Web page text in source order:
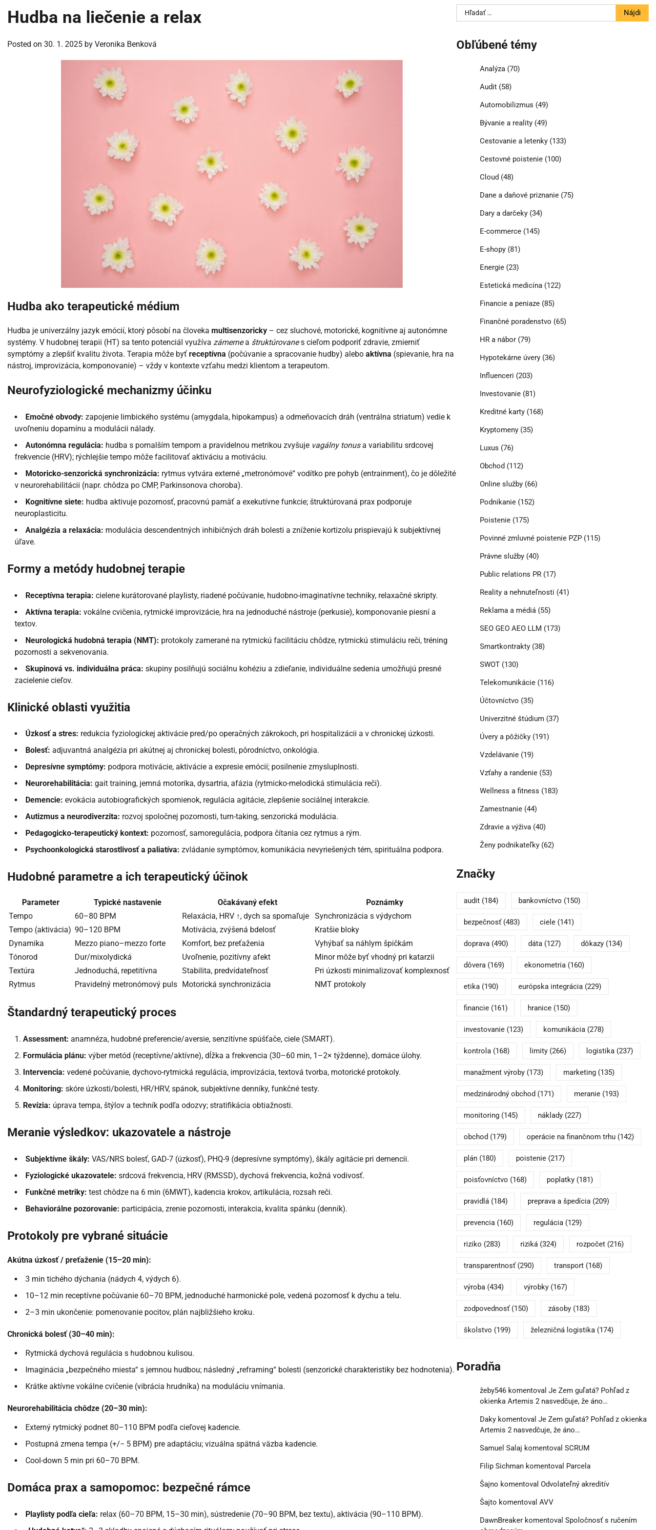
Hudba na liečenie a relax
Posted on 30. 1. 2025 by Veronika Benková
Hudba ako terapeutické médium
Hudba je univerzálny jazyk emócií, ktorý pôsobí na človeka multisenzoricky – cez sluchové, motorické, kognitívne aj autonómne
systémy. V hudobnej terapii (HT) sa tento potenciál využíva zámernea štruktúrovanes cieľom podporiť zdravie, zmierniť
symptómy a zlepšiť kvalitu života. Terapia môže byť receptívna (počúvanie a spracovanie hudby) alebo aktívna (spievanie, hra na
nástroj, improvizácia, komponovanie) – vždy v kontexte vzťahu medzi klientom a terapeutom.
Neurofyziologické mechanizmy účinku
Emočné obvody: zapojenie limbického systému (amygdala, hipokampus) a odmeňovacích dráh (ventrálna striatum) vedie k
uvoľneniu dopamínu a modulácii nálady.
Autonómna regulácia: hudba s pomalším tempom a pravidelnou metrikou zvyšuje vagálny tonusa variabilitu srdcovej
frekvencie (HRV); rýchlejšie tempo môže facilitovať aktiváciu a motiváciu.
Motoricko-senzorická synchronizácia: rytmus vytvára externé „metronómové“ vodítko pre pohyb (entrainment), čo je dôležité
v neurorehabilitácii (napr. chôdza po CMP, Parkinsonova choroba).
Kognitívne siete: hudba aktivuje pozornosť, pracovnú pamäť a exekutívne funkcie; štruktúrovaná prax podporuje
neuroplasticitu.
Analgézia a relaxácia: modulácia descendentných inhibičných dráh bolesti a zníženie kortizolu prispievajú k subjektívnej
úľave.
Formy a metódy hudobnej terapie
Receptívna terapia: cielene kurátorované playlisty, riadené počúvanie, hudobno-imaginatívne techniky, relaxačné skripty.
Aktívna terapia: vokálne cvičenia, rytmické improvizácie, hra na jednoduché nástroje (perkusie), komponovanie piesní a
textov.
Neurologická hudobná terapia (NMT): protokoly zamerané na rytmickú facilitáciu chôdze, rytmickú stimuláciu reči, tréning
pozornosti a sekvenovania.
Skupinová vs. individuálna práca: skupiny posilňujú sociálnu kohéziu a zdieľanie, individuálne sedenia umožňujú presné
zacielenie cieľov.
Klinické oblasti využitia
Úzkosť a stres: redukcia fyziologickej aktivácie pred/po operačných zákrokoch, pri hospitalizácii a v chronickej úzkosti.
Bolesť: adjuvantná analgézia pri akútnej aj chronickej bolesti, pôrodníctvo, onkológia.
Depresívne symptómy: podpora motivácie, aktivácie a expresie emócií; posilnenie zmysluplnosti.
Neurorehabilitácia: gait training, jemná motorika, dysartria, afázia (rytmicko-melodická stimulácia reči).
Demencie: evokácia autobiografických spomienok, regulácia agitácie, zlepšenie sociálnej interakcie.
Autizmus a neurodiverzita: rozvoj spoločnej pozornosti, turn-taking, senzorická modulácia.
Pedagogicko-terapeutický kontext: pozornosť, samoregulácia, podpora čítania cez rytmus a rým.
Psychoonkologická starostlivosť a paliatíva: zvládanie symptómov, komunikácia nevyriešených tém, spirituálna podpora.
Hudobné parametre a ich terapeutický účinok
Parameter Typické nastavenie Očakávaný efekt
Poznámky
Tempo
60–80 BPM Relaxácia, HRV ↑, dych sa spomaľuje
Synchronizácia s výdychom
Tempo (aktivácia) 90–120 BPM Motivácia, zvýšená bdelosť
Kratšie bloky
Dynamika
Mezzo piano–mezzo forte Komfort, bez preťaženia
Vyhýbať sa náhlym špičkám
Tónorod
Dur/mixolydická Uvoľnenie, pozitívny afekt
Minor môže byť vhodný pri katarzii
Textúra
Jednoduchá, repetitívna Stabilita, predvídateľnosť
Pri úzkosti minimalizovať komplexnosť
Rytmus
Pravidelný metronómový puls Motorická synchronizácia NMT protokoly
Štandardný terapeutický proces
Assessment: anamnéza, hudobné preferencie/aversie, senzitívne spúšťače, ciele (SMART).
Formulácia plánu: výber metód (receptívne/aktívne), dĺžka a frekvencia (30–60 min, 1–2× týždenne), domáce úlohy.
Intervencia: vedené počúvanie, dychovo-rytmická regulácia, improvizácia, textová tvorba, motorické protokoly.
Monitoring: skóre úzkosti/bolesti, HR/HRV, spánok, subjektívne denníky, funkčné testy.
Revízia: úprava tempa, štýlov a techník podľa odozvy; stratifikácia obtiažnosti.
Meranie výsledkov: ukazovatele a nástroje
Subjektívne škály: VAS/NRS bolesť, GAD-7 (úzkosť), PHQ-9 (depresívne symptómy), škály agitácie pri demencii.
Fyziologické ukazovatele: srdcová frekvencia, HRV (RMSSD), dychová frekvencia, kožná vodivosť.
Funkčné metriky: test chôdze na 6 min (6MWT), kadencia krokov, artikulácia, rozsah reči.
Behaviorálne pozorovanie: participácia, zrenie pozornosti, interakcia, kvalita spánku (denník).
Protokoly pre vybrané situácie
Akútna úzkosť / preťaženie (15–20 min):
3 min tichého dýchania (nádych 4, výdych 6).
10–12 min receptívne počúvanie 60–70 BPM, jednoduché harmonické pole, vedená pozornosť k dychu a telu.
2–3 min ukončenie: pomenovanie pocitov, plán najbližšieho kroku.
Chronická bolesť (30–40 min):
Rytmická dychová regulácia s hudobnou kulisou.
Imaginácia „bezpečného miesta“ s jemnou hudbou; následný „reframing“ bolesti (senzorické charakteristiky bez hodnotenia).
Krátke aktívne vokálne cvičenie (vibrácia hrudníka) na moduláciu vnímania.
Neurorehabilitácia chôdze (20–30 min):
Externý rytmický podnet 80–110 BPM podľa cieľovej kadencie.
Postupná zmena tempa (+/− 5 BPM) pre adaptáciu; vizuálna spätná väzba kadencie.
Cool-down 5 min pri 60–70 BPM.
Domáca prax a samopomoc: bezpečné rámce
Playlisty podľa cieľa: relax (60–70 BPM, 15–30 min), sústredenie (70–90 BPM, bez textu), aktivácia (90–110 BPM).
Hľadať:
Obľúbené témy
Analýza(70)
Audit(58)
Automobilizmus (49)
Bývanie a reality(49)
Cestovanie a letenky(133)
Cestovné poistenie(100)
Cloud (48)
Dane a daňové priznanie(75)
Dary a darčeky(34)
E-commerce(145)
E-shopy(81)
Energie(23)
Estetická medicína(122)
Financie a peniaze(85)
Finančné poradenstvo (65)
HR a nábor(79)
Hypotekárne úvery(36)
Influenceri (203)
Investovanie(81)
Kreditné karty(168)
Kryptomeny(35)
Luxus (76)
Obchod (112)
Online služby(66)
Podnikanie(152)
Poistenie(175)
Povinné zmluvné poistenie PZP(115)
Právne služby(40)
Public relations PR(17)
Reality a nehnuteľnosti (41)
Reklama a médiá(55)
SEO GEO AEO LLM (173)
Smartkontrakty(38)
SWOT(130)
Telekomunikácie(116)
Účtovníctvo (35)
Univerzitné štúdium(37)
Úvery a pôžičky(191)
Vzdelávanie(19)
Vzťahy a randenie(53)
Wellness a fitness (183)
Zamestnanie(44)
Zdravie a výživa(40)
Ženy podnikateľky(62)
Značky
audit(184) bankovníctvo (150)
bezpečnosť(483) ciele(141)
doprava(490) dáta(127) dôkazy(134)
dôvera(169) ekonometria(160)
etika(190) európska integrácia(229)
financie(161) hranice(150)
investovanie(123) komunikácia(278)
kontrola(168) limity(266) logistika(237)
manažment výroby(173) marketing(135)
medzinárodný obchod (171) meranie(193)
monitoring(145) náklady(227)
obchod (179) operácie na finančnom trhu(142)
plán(180) poistenie(217)
poisťovníctvo (168) poplatky(181)
pravidlá(184) preprava a špedícia(209)
prevencia(160) regulácia(129)
riziko (283) riziká(324) rozpočet(216)
transparentnosť(290) transport(168)
výroba(434) výrobky(167)
zodpovednosť(150) zásoby(183)
školstvo (199) železničná logistika(174)
Poradňa
žeby546komentoval Je Zem guľatá? Pohľad z
okienka Artemis 2 nasvedčuje, že áno…
Dakykomentoval Je Zem guľatá? Pohľad z okienka
Artemis 2 nasvedčuje, že áno…
Samuel Salaj komentoval SCRUM
Filip Sichmankomentoval Parcela
Šajno komentoval Odvolateľný akreditív
Šajto komentoval AVV
DawnBreakerkomentoval Spoločnosť s ručením